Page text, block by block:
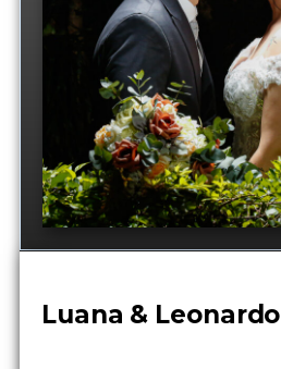
Luana & Leonardo